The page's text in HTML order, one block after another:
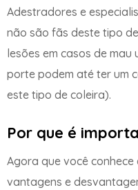
Adestradores e
não são fãs deste tipo
lesões em casos de
porte podem até ter um
este tipo de coleira).
Por que é
Agora que você
vantagens e